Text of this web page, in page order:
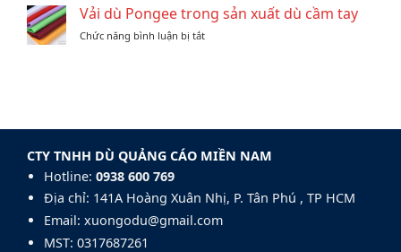
Tặng
doanh
nghiệp
đẹp
Golf
140cm
bền
và
ưu
thủy
tinh
fiberglass
carbon
fiber
Vải dù Pongee trong sản xuất dù cầm tay
Chức năng bình luận bị tắtở
cầm
CTY TNHH DÙ QUẢNG CÁO MIỀN NAM
Hotline: 0938 600 769‬
Địa chỉ: 141A Hoàng Xuân Nhị, P. Tân Phú , TP HCM
Email: xuongodu@gmail.com
MST: 0317687261